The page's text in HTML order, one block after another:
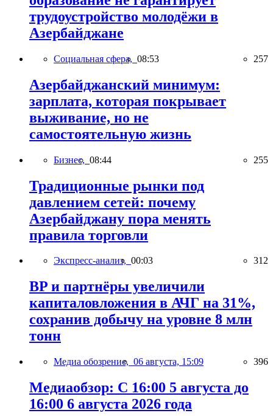
трудоустройство молодёжи в
Азербайджане
Социальная сфера, 08:53 257
Азербайджанский минимум:
зарплата, которая покрывает
выживание, но не
самостоятельную жизнь
Бизнес, 08:44 255
Традиционные рынки под
давлением сетей: почему
Азербайджану пора менять
правила торговли
Экспресс-анализ, 00:03 312
BP и партнёры увеличили
капиталовложения в АЧГ на 31%,
сохранив добычу на уровне 8 млн
тонн
Медиа обозрение, 06 августа, 15:09 396
Медиаобзор: С 16:00 5 августа до
16:00 6 августа 2026 года